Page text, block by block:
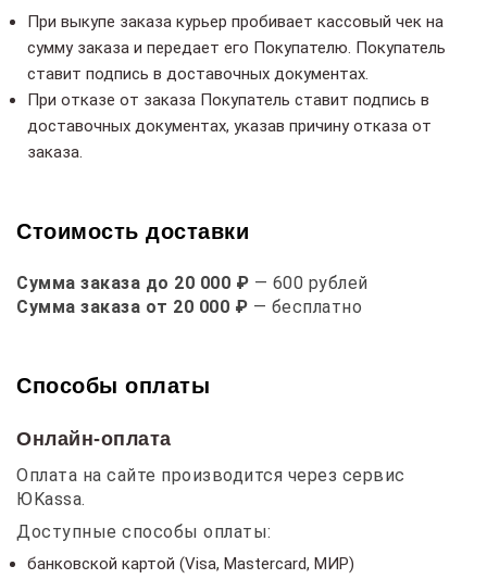
При выкупе заказа курьер пробивает кассовый чек на
сумму заказа и передает его Покупателю. Покупатель
ставит подпись в доставочных документах.
При отказе от заказа Покупатель ставит подпись в
доставочных документах, указав причину отказа от
заказа.
Стоимость доставки
Сумма заказа до 20 000 ₽ — 600 рублей
Сумма заказа от 20 000 ₽ — бесплатно
Способы оплаты
Онлайн-оплата
Оплата на сайте производится через сервис
ЮKassa.
Доступные способы оплаты:
банковской картой (Visa, Mastercard, МИР)